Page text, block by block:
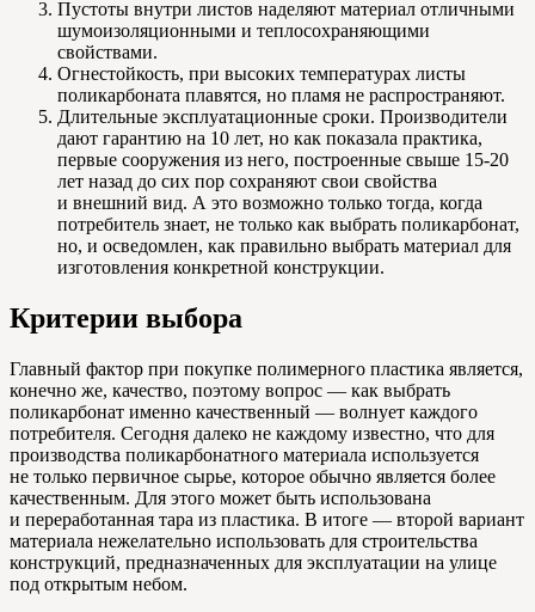
Пустоты внутри листов наделяют материал отличными
шумоизоляционными и теплосохраняющими
свойствами.
Огнестойкость, при высоких температурах листы
поликарбоната плавятся, но пламя не распространяют.
Длительные эксплуатационные сроки. Производители
дают гарантию на 10 лет, но как показала практика,
первые сооружения из него, построенные свыше 15-20
лет назад до сих пор сохраняют свои свойства
и внешний вид. А это возможно только тогда, когда
потребитель знает, не только как выбрать поликарбонат,
но, и осведомлен, как правильно выбрать материал для
изготовления конкретной конструкции.
Критерии выбора
Главный фактор при покупке полимерного пластика является,
конечно же, качество, поэтому вопрос — как выбрать
поликарбонат именно качественный — волнует каждого
потребителя. Сегодня далеко не каждому известно, что для
производства поликарбонатного материала используется
не только первичное сырье, которое обычно является более
качественным. Для этого может быть использована
и переработанная тара из пластика. В итоге — второй вариант
материала нежелательно использовать для строительства
конструкций, предназначенных для эксплуатации на улице
под открытым небом.